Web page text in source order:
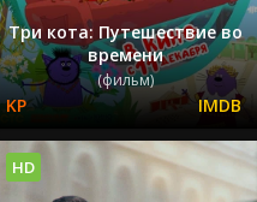
Три кота: Путешествие во
времени
(фильм)
HD